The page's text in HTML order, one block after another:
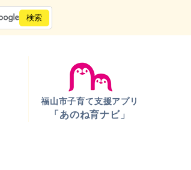
福山市子育て支援アプリ
「あのね育ナビ」